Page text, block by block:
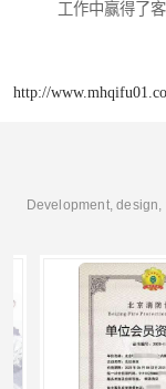
工作中赢得了客
http://
Development,